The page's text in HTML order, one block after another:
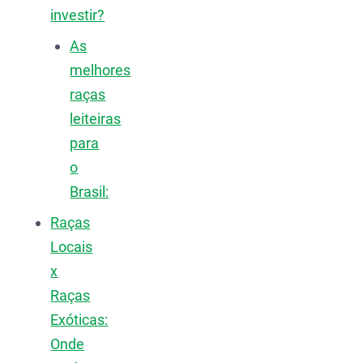
investir?
As
melhores
raças
leiteiras
para
o
Brasil:
Raças
Locais
x
Raças
Exóticas:
Onde